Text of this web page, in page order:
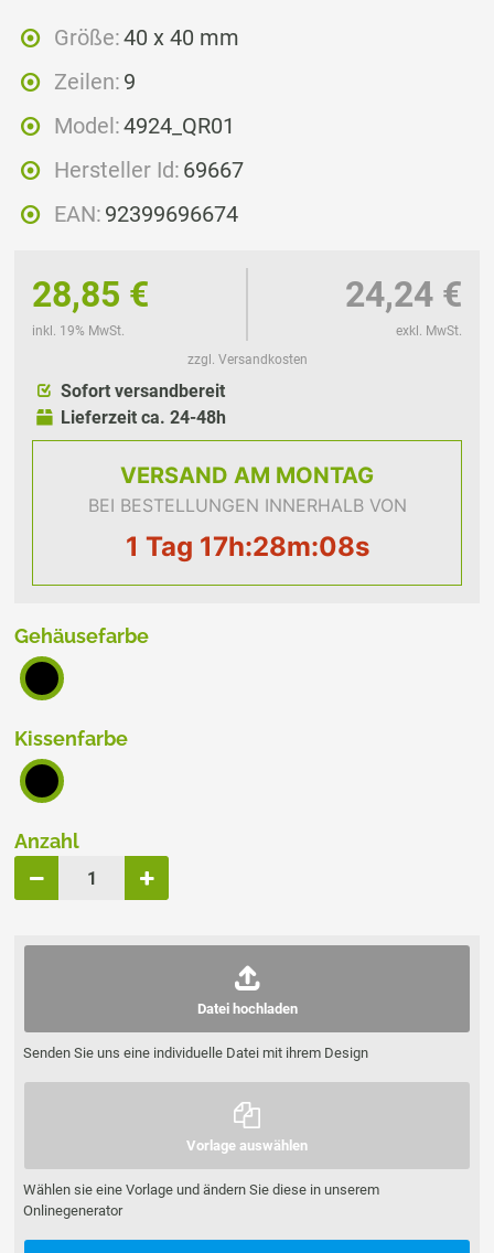
Größe:40 x 40 mm
Zeilen: 9
Model:4924_QR01
Hersteller Id: 69667
EAN: 92399696674
28,85 €
inkl. 19% MwSt.
24,24 €
exkl. MwSt.
zzgl. Versandkosten
Sofort versandbereit
Lieferzeit ca. 24-48h
VERSAND AM MONTAG
BEI BESTELLUNGEN INNERHALB VON
1 Tag 17h:28m:08s
Gehäusefarbe
Kissenfarbe
Anzahl
Datei hochladen
Senden Sie uns eine individuelle Datei mit ihrem Design
Vorlage auswählen
Wählen sie eine Vorlage und ändern Sie diese in unserem
Onlinegenerator